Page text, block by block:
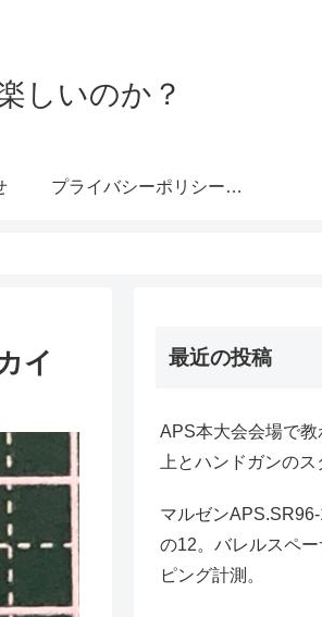
しいのか？
プライバシーポリシー・注意事項
イ
最近の投稿
APS本大会会場で
上とハンドガンのス
マルゼン
の12。バレルスペ
ピング計測。